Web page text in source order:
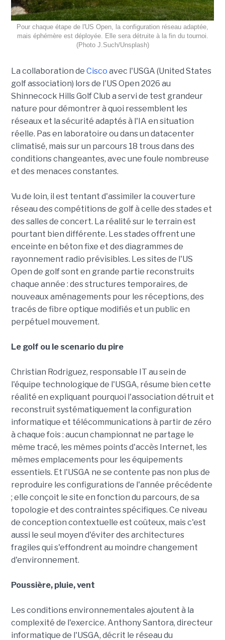
Pour chaque étape de l'US Open, la configuration réseau adaptée,
mais éphémère est déployée. Elle sera détruite à la fin du tournoi.
(Photo J.Such/Unsplash)
La collaboration de Cisco avec l'USGA (United States
golf association) lors de l'US Open 2026 au
Shinnecock Hills Golf Club a servi de test grandeur
nature pour démontrer à quoi ressemblent les
réseaux et la sécurité adaptés à l'IA en situation
réelle. Pas en laboratoire ou dans un datacenter
climatisé, mais sur un parcours 18 trous dans des
conditions changeantes, avec une foule nombreuse
et des menaces constantes.
Vu de loin, il est tentant d'assimiler la couverture
réseau des compétitions de golf à celle des stades et
des salles de concert. La réalité sur le terrain est
pourtant bien différente. Les stades offrent une
enceinte en béton fixe et des diagrammes de
rayonnement radio prévisibles. Les sites de l'US
Open de golf sont en grande partie reconstruits
chaque année : des structures temporaires, de
nouveaux aménagements pour les réceptions, des
tracés de fibre optique modifiés et un public en
perpétuel mouvement.
Le golf ou le scenario du pire
Christian Rodriguez, responsable IT au sein de
l'équipe technologique de l'USGA, résume bien cette
réalité en expliquant pourquoi l'association détruit et
reconstruit systématiquement la configuration
informatique et télécommunications à partir de zéro
à chaque fois : aucun championnat ne partage le
même tracé, les mêmes points d'accès Internet, les
mêmes emplacements pour les équipements
essentiels. Et l'USGA ne se contente pas non plus de
reproduire les configurations de l'année précédente
; elle conçoit le site en fonction du parcours, de sa
topologie et des contraintes spécifiques. Ce niveau
de conception contextuelle est coûteux, mais c'est
aussi le seul moyen d'éviter des architectures
fragiles qui s'effondrent au moindre changement
d'environnement.
Poussière, pluie, vent
Les conditions environnementales ajoutent à la
complexité de l'exercice. Anthony Santora, directeur
informatique de l'USGA, décrit le réseau du